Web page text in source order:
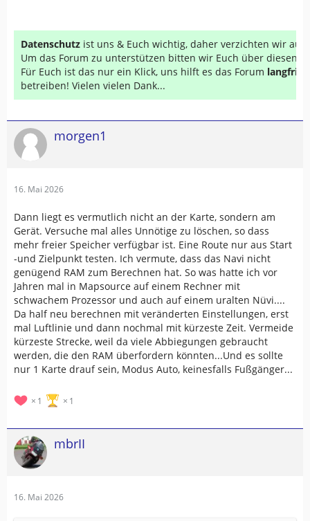
Datenschutz ist uns & Euch wichtig, daher verzichten wir auf
Um das Forum zu unterstützen bitten wir Euch über diesen
Für Euch ist das nur ein Klick, uns hilft es das Forum
betreiben! Vielen vielen Dank...
morgen1
16. Mai 2026
Dann liegt es vermutlich nicht an der Karte, sondern am
Gerät. Versuche mal alles Unnötige zu löschen, so dass
mehr freier Speicher verfügbar ist. Eine Route nur aus Start
-und Zielpunkt testen. Ich vermute, dass das Navi nicht
genügend RAM zum Berechnen hat. So was hatte ich vor
Jahren mal in Mapsource auf einem Rechner mit
schwachem Prozessor und auch auf einem uralten Nüvi....
Da half neu berechnen mit veränderten Einstellungen, erst
mal Luftlinie und dann nochmal mit kürzeste Zeit. Vermeide
kürzeste Strecke, weil da viele Abbiegungen gebraucht
werden, die den RAM überfordern könnten...Und es sollte
nur 1 Karte drauf sein, Modus Auto, keinesfalls Fußgänger...
1 1
mbrII
16. Mai 2026